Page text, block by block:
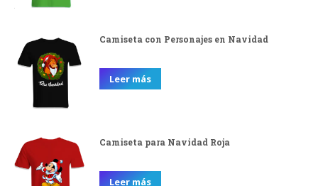
Camiseta con Personajes en Navidad
Leer más
Camiseta para Navidad Roja
Leer más